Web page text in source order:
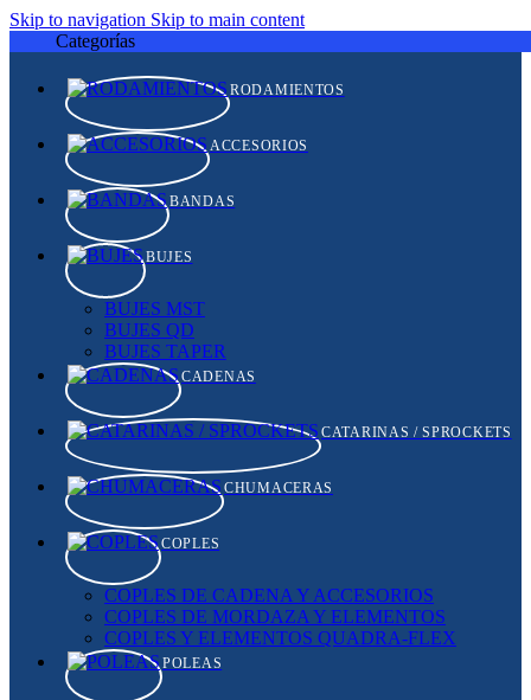
Skip to navigation Skip to main content
Categorías
RODAMIENTOS
ACCESORIOS
BANDAS
BUJES
BUJES MST
BUJES QD
BUJES TAPER
CADENAS
CATARINAS / SPROCKETS
CHUMACERAS
COPLES
COPLES DE CADENA Y ACCESORIOS
COPLES DE MORDAZA Y ELEMENTOS
COPLES Y ELEMENTOS QUADRA-FLEX
POLEAS